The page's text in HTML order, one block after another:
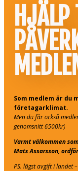
Som medlem är
företagarklimat.
Men du får också
genomsnitt 6500kr)
Varmt välkommen
Mats Assarsson,
PS. lägst avgift i landet